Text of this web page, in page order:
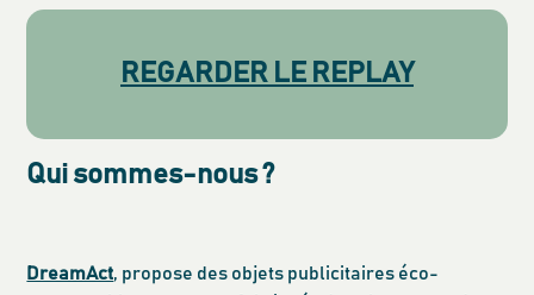
REGARDER LE REPLAY
Qui sommes-nous ?
DreamAct, propose des objets publicitaires éco-